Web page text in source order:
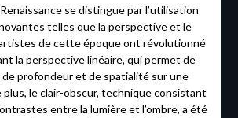
se distingue par l’utilisation
telles que la perspective et le
de cette époque ont révolutionné
la perspective linéaire, qui permet de
profondeur et de spatialité sur une
plus, le clair-obscur, technique consistant
entre la lumière et l’ombre, a été